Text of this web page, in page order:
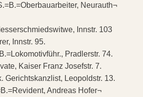
Neurauth¬
Innstr. 103
Innstr. 95.
Pradlerstr. 74.
Kaiser Franz Josefstr. 7.
Gerichtskanzlist, Leopoldstr. 13.
Andreas Hofer¬